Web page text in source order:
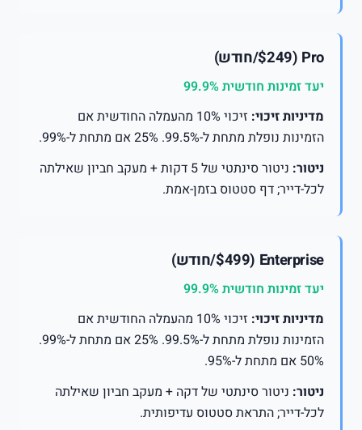
Pro ($249/חודש)
יעד זמינות חודשית 99.9%
מדיניות זיכוי:
זיכוי 10% מהעמלה החודשית אם
הזמינות נופלת מתחת ל-99.5%. 25% אם מתחת ל-99%.
ניטור:
ניטור סינתטי של 5 דקות + מעקב חביון שאילתה
לכל-דייר; דף סטטוס בזמן-אמת.
Enterprise ($499/חודש)
יעד זמינות חודשית 99.9%
מדיניות זיכוי:
זיכוי 10% מהעמלה החודשית אם
הזמינות נופלת מתחת ל-99.5%. 25% אם מתחת ל-99%.
50% אם מתחת ל-95%.
ניטור: ניטור סינתטי של דקה + מעקב חביון שאילתה
לכל-דייר; התראת סטטוס עדיפותית.